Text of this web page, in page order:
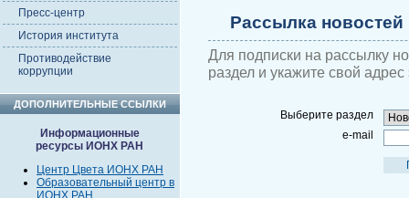
Пресс-центр
История института
Противодействие
коррупции
ДОПОЛНИТЕЛЬНЫЕ ССЫЛКИ
Информационные
ресурсы ИОНХ РАН
Центр Цвета ИОНХ РАН
Образовательный центр в
ИОНХ РАН
Рассылка новостей
Для подписки на рассылку
раздел и укажите свой
Выберите раздел
e-mail